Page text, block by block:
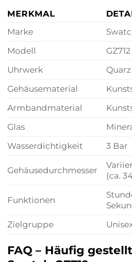
MERKMAL
Marke
Modell
GZ712
Uhrwerk
Quarz
Gehäusematerial
Armbandmaterial
Glas
Wasserdichtigkeit
3 Bar
Gehäusedurchmesser
(ca.
Funktionen
Zielgruppe
FAQ – Häufig